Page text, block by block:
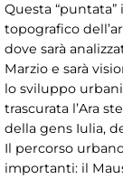
Questa
topografico
dove sarà
Marzio e sarà
lo sviluppo
trascurata l’Ara
della gens Iulia,
Il percorso
importanti: il